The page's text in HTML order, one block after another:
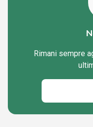
Rimani sempre